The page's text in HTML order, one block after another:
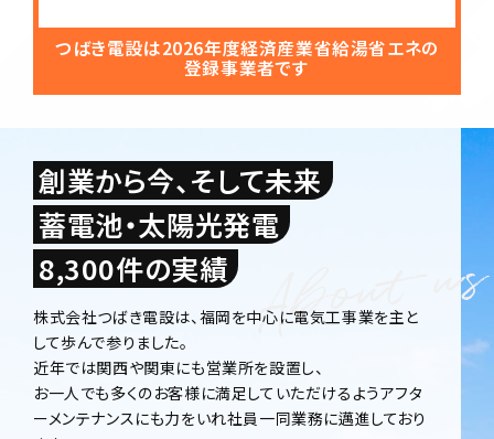
つばき電設は2026年度経済産業省給湯省エネの
登録事業者です
創業から今、そして未来
蓄電池・太陽光発電
8,300件の実績
株式会社つばき電設は、福岡を中心に電気工事業を主と
して歩んで参りました。
近年では関西や関東にも営業所を設置し、
お一人でも多くのお客様に満足していただけるようアフタ
ーメンテナンスにも力をいれ社員一同業務に邁進しており